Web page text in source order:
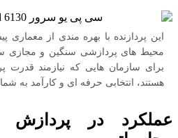
این پردازنده با بهره مندی از معماری
محیط های پردازشی سنگین و مجازی
برای سازمان هایی که نیازمند قدرت
هستند، انتخابی حرفه ای و کارآمد به
عملکرد در پردازش